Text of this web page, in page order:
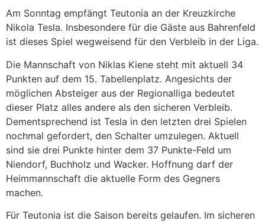
Am Sonntag empfängt Teutonia an der Kreuzkirche
Nikola Tesla. Insbesondere für die Gäste aus Bahrenfeld
ist dieses Spiel wegweisend für den Verbleib in der Liga.
Die Mannschaft von Niklas Kiene steht mit aktuell 34
Punkten auf dem 15. Tabellenplatz. Angesichts der
möglichen Absteiger aus der Regionalliga bedeutet
dieser Platz alles andere als den sicheren Verbleib.
Dementsprechend ist Tesla in den letzten drei Spielen
nochmal gefordert, den Schalter umzulegen. Aktuell
sind sie drei Punkte hinter dem 37 Punkte-Feld um
Niendorf, Buchholz und Wacker. Hoffnung darf der
Heimmannschaft die aktuelle Form des Gegners
machen.
Für Teutonia ist die Saison bereits gelaufen. Im sicheren